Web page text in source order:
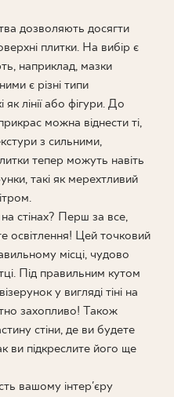
DE UK RU
дозволяють досягти
плитки. На вибір є
наприклад, мазки
є різні типи
як лінії або фігури. До
можна віднести ті,
з сильними,
тепер можуть навіть
такі як мерехтливий
стінах? Перш за все,
освітлення! Цей точковий
місці, чудово
Під правильним кутом
у вигляді тіні на
захопливо! Також
стіни, де ви будете
ви підкреслите його ще
вашому інтер'єру